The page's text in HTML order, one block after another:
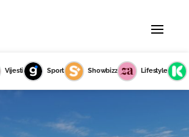
Vijesti Sport Showbizz Lifestyle